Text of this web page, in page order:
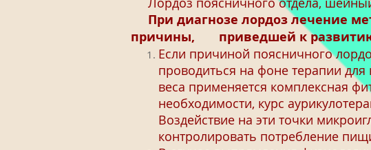
При диагнозе лордоз лечение
причины, приведшей к развитию
Если причиной поясничного
проводиться на фоне терапии
веса применяется комплексная
необходимости, курс
Воздействие на эти точки
контролировать потребление